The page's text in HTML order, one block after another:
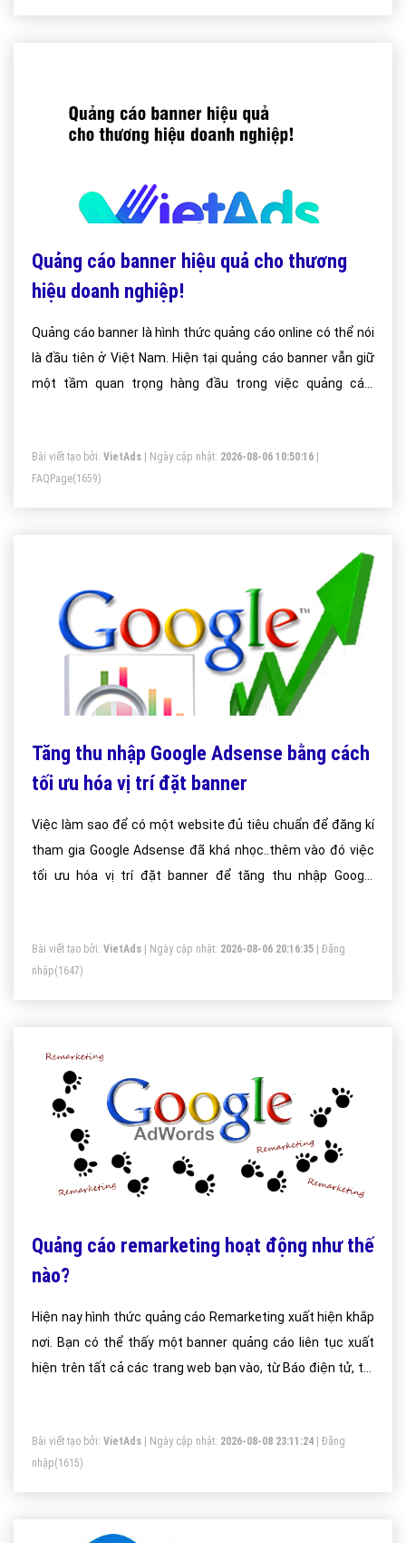
Quảng cáo banner hiệu quả cho thương
hiệu doanh nghiệp!
Quảng cáo banner là hình thức quảng cáo online có thể nói
là đầu tiên ở Việt Nam. Hiện tại quảng cáo banner vẫn giữ
một tầm quan trọng hàng đầu trong việc quảng cáo,
các chiến dịch quảng cáo truyền thông (Digital Marketing
Campain). Sau đây là một vài gợi ý để quảng cáo banner
hiệu quả:
Bài viết tạo bởi: VietAds | Ngày cập nhật: 2026-08-06 10:50:16
FAQPage(1659)
Tăng thu nhập Google Adsense bằng cách
tối ưu hóa vị trí đặt banner
Việc làm sao để có một website đủ tiêu chuẩn để đăng kí
tham gia Google Adsense đã khá nhọc..thêm vào đó việc
tối ưu hóa vị trí đặt banner để tăng thu nhập Google
Bài viết tạo bởi: VietAds | Ngày cập nhật: 2026-08-06 20:16:35
Đăng
nhập(1647)
Quảng cáo remarketing hoạt động như thế
nào?
Hiện nay hình thức quảng cáo Remarketing xuất hiện khắp
nơi. Bạn có thể thấy một banner quảng cáo liên tục xuất
hiện trên tất cả các trang web bạn vào, từ Báo điện tử, tới
Bài viết tạo bởi: VietAds | Ngày cập nhật: 2026-08-08 23:11:24
Đăng
nhập(1615)